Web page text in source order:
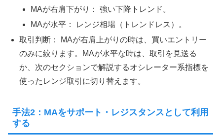
MAが右肩下がり： 強い下降トレンド。
MAが水平： レンジ相場（トレンドレス）。
取引判断： MAが右肩上がりの時は、買いエントリー
のみに絞ります。MAが水平な時は、取引を見送る
か、次のセクションで解説するオシレーター系指標を
使ったレンジ取引に切り替えます。
手法2：MAをサポート・レジスタンスとして利用
する